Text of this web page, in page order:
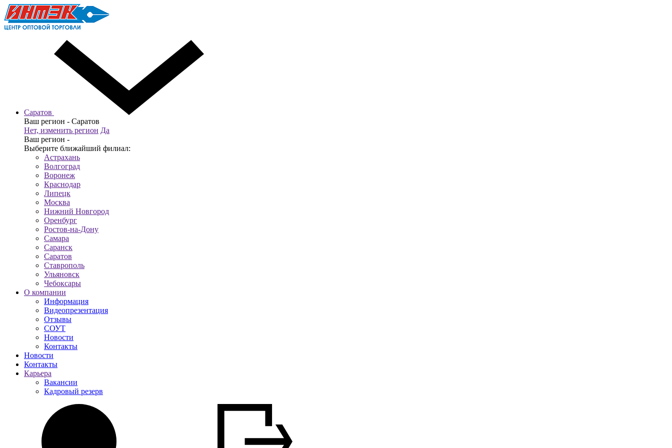
Саратов
Ваш регион - Саратов
Нет, изменить регион Да
Ваш регион -
Выберите ближайший филиал:
Астрахань
Волгоград
Воронеж
Краснодар
Липецк
Москва
Нижний Новгород
Оренбург
Ростов-на-Дону
Самара
Саранск
Саратов
Ставрополь
Ульяновск
Чебоксары
О компании
Информация
Видеопрезентация
Отзывы
СОУТ
Новости
Контакты
Новости
Контакты
Карьера
Вакансии
Кадровый резерв